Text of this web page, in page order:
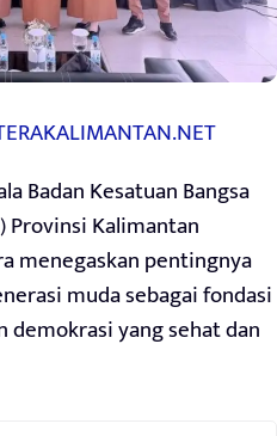
Badan Kesatuan Bangsa
Provinsi Kalimantan
menegaskan pentingnya
muda sebagai fondasi
yang sehat dan